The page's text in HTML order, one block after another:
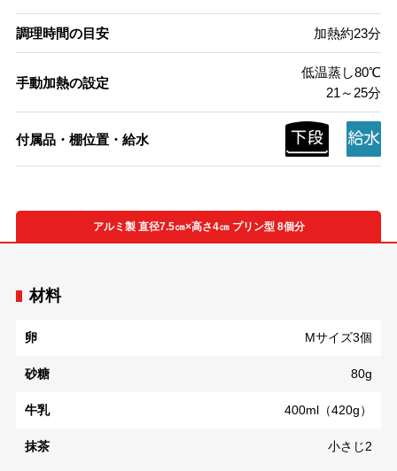
調理時間の目安 加熱約23分
手動加熱の設定
低温蒸し80℃
21～25分
付属品・棚位置・給水
アルミ製 直径7.5㎝×高さ4㎝ プリン型 8個分
材料
卵 Mサイズ3個
砂糖 80g
牛乳 400ml（420g）
抹茶 小さじ2